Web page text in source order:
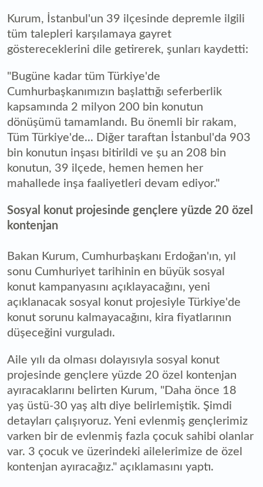
Kurum, İstanbul'un 39 ilçesinde depremle ilgili
tüm talepleri karşılamaya gayret
göstereceklerini dile getirerek, şunları kaydetti:
"Bugüne kadar tüm Türkiye'de
Cumhurbaşkanımızın başlattığı seferberlik
kapsamında 2 milyon 200 bin konutun
dönüşümü tamamlandı. Bu önemli bir rakam,
Tüm Türkiye'de... Diğer taraftan İstanbul'da 903
bin konutun inşası bitirildi ve şu an 208 bin
konutun, 39 ilçede, hemen hemen her
mahallede inşa faaliyetleri devam ediyor."
Sosyal konut projesinde gençlere yüzde 20 özel
kontenjan
Bakan Kurum, Cumhurbaşkanı Erdoğan'ın, yıl
sonu Cumhuriyet tarihinin en büyük sosyal
konut kampanyasını açıklayacağını, yeni
açıklanacak sosyal konut projesiyle Türkiye'de
konut sorunu kalmayacağını, kira fiyatlarının
düşeceğini vurguladı.
Aile yılı da olması dolayısıyla sosyal konut
projesinde gençlere yüzde 20 özel kontenjan
ayıracaklarını belirten Kurum, "Daha önce 18
yaş üstü-30 yaş altı diye belirlemiştik. Şimdi
detayları çalışıyoruz. Yeni evlenmiş gençlerimiz
varken bir de evlenmiş fazla çocuk sahibi olanlar
var. 3 çocuk ve üzerindeki ailelerimize de özel
kontenjan ayıracağız." açıklamasını yaptı.